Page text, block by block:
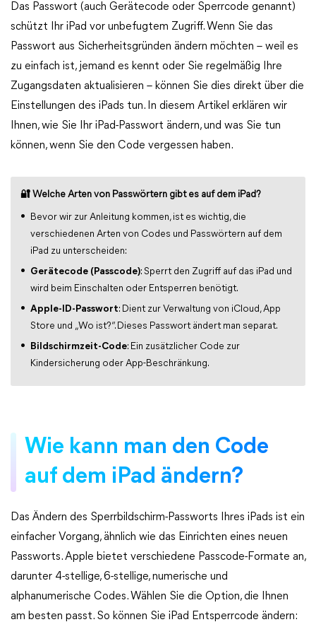
Das Passwort (auch Gerätecode oder Sperrcode genannt)
schützt Ihr iPad vor unbefugtem Zugriff. Wenn Sie das
Passwort aus Sicherheitsgründen ändern möchten – weil es
zu einfach ist, jemand es kennt oder Sie regelmäßig Ihre
Zugangsdaten aktualisieren – können Sie dies direkt über die
Einstellungen des iPads tun. In diesem Artikel erklären wir
Ihnen, wie Sie Ihr iPad-Passwort ändern, und was Sie tun
können, wenn Sie den Code vergessen haben.
🔐 Welche Arten von Passwörtern gibt es auf dem iPad?
Bevor wir zur Anleitung kommen, ist es wichtig, die
verschiedenen Arten von Codes und Passwörtern auf dem
iPad zu unterscheiden:
Gerätecode (Passcode): Sperrt den Zugriff auf das iPad und
wird beim Einschalten oder Entsperren benötigt.
Apple-ID-Passwort: Dient zur Verwaltung von iCloud, App
Store und „Wo ist?“. Dieses Passwort ändert man separat.
Bildschirmzeit-Code: Ein zusätzlicher Code zur
Kindersicherung oder App-Beschränkung.
Wie kann man den Code
auf dem iPad ändern?
Das Ändern des Sperrbildschirm-Passworts Ihres iPads ist ein
einfacher Vorgang, ähnlich wie das Einrichten eines neuen
Passworts. Apple bietet verschiedene Passcode-Formate an,
darunter 4-stellige, 6-stellige, numerische und
alphanumerische Codes. Wählen Sie die Option, die Ihnen
am besten passt. So können Sie iPad Entsperrcode ändern: